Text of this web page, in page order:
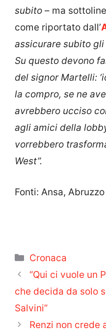
subito – ma
come riportato dall’
assicurare subito
Su questo devono
del signor Martelli:
la compro, se ne
avrebbero ucciso
agli amici della
vorrebbero
West”.
Fonti: Ansa,
Categorie
Cronaca
“Qui ci vuole un
che decida da solo
Salvini”
Renzi non crede